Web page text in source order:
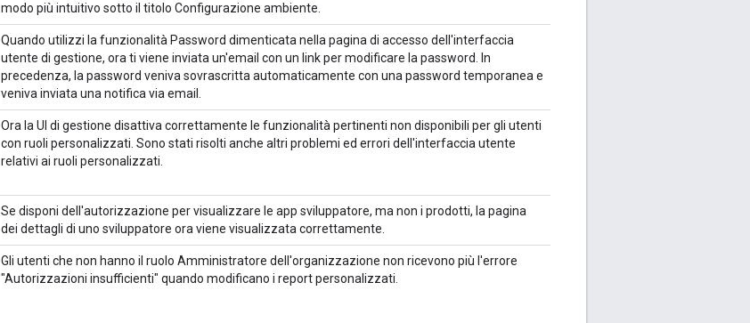
modo più intuitivo sotto il titolo Configurazione ambiente.
Quando utilizzi la funzionalità Password dimenticata nella pagina di accesso dell'interfaccia
utente di gestione, ora ti viene inviata un'email con un link per modificare la password. In
precedenza, la password veniva sovrascritta automaticamente con una password temporanea e
veniva inviata una notifica via email.
Ora la UI di gestione disattiva correttamente le funzionalità pertinenti non disponibili per gli utenti
con ruoli personalizzati. Sono stati risolti anche altri problemi ed errori dell'interfaccia utente
relativi ai ruoli personalizzati.
Se disponi dell'autorizzazione per visualizzare le app sviluppatore, ma non i prodotti, la pagina
dei dettagli di uno sviluppatore ora viene visualizzata correttamente.
Gli utenti che non hanno il ruolo Amministratore dell'organizzazione non ricevono più l'errore
"Autorizzazioni insufficienti" quando modificano i report personalizzati.